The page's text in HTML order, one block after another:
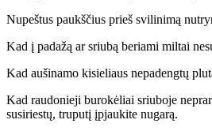
Nu­peš­tus paukš­čius prieš svi­li­ni­mą
Kad į pa­da­žą ar sriu­bą be­ria­mi mil­tai
Kad au­ši­na­mo ki­sie­liaus ne­pa­deng­tų
Kad rau­do­nie­ji bu­ro­kė­liai sriu­bo­je
su­si­ries­tų, tru­pu­tį įpjau­ki­te nu­ga­rą.